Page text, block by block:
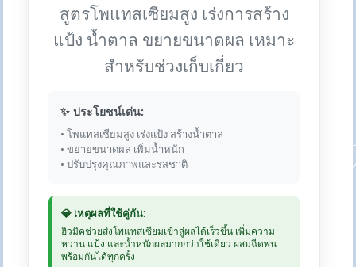
สูตรโพแทสเซียมสูง เร่งการสร้าง
แป้ง น้ำตาล ขยายขนาดผล เหมาะ
สำหรับช่วงเก็บเกี่ยว
✨ ประโยชน์เด่น:
• โพแทสเซียมสูง เร่งแป้ง สร้างน้ำตาล
• ขยายขนาดผล เพิ่มน้ำหนัก
• ปรับปรุงคุณภาพและรสชาติ
💎 เหตุผลที่ใช้คู่กัน:
ฮิวมิคช่วยส่งโพแทสเซียมเข้าสู่ผลได้เร็วขึ้น เพิ่มความ
หวาน แป้ง และน้ำหนักผลมากกว่าใช้เดี่ยว ผสมฉีดพ่น
พร้อมกันได้ทุกครั้ง